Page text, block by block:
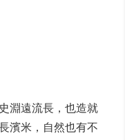
淵遠流長，也造就
濱米，自然也有不